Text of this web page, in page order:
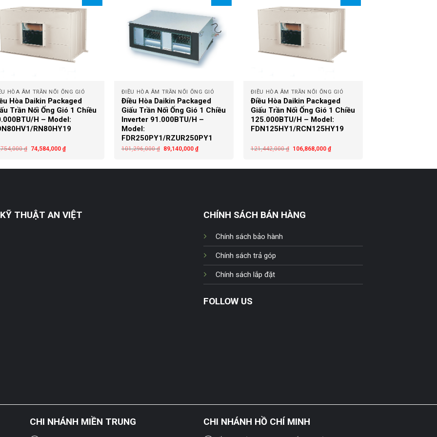
HÒA ÂM TRẦN NỐI ỐNG GIÓ
Hòa Daikin Packaged
Trần Nối Ống Gió 1 Chiều
H – Model:
RN80HY19
₫ 74,584,000₫
ĐIỀU HÒA ÂM TRẦN NỐI ỐNG GIÓ
Điều Hòa Daikin Packaged
Giấu Trần Nối Ống Gió 1 Chiều
Inverter 91.000BTU/H –
Model:
FDR250PY1/RZUR250PY1
101,296,000₫ 89,140,000₫
ĐIỀU HÒA ÂM TRẦN NỐI ỐNG GIÓ
Điều Hòa Daikin Packaged
Giấu Trần Nối Ống Gió 1 Chiều
125.000BTU/H – Model:
FDN125HY1/RCN125HY19
121,442,000₫ 106,868,000₫
THUẬT AN VIỆT CHÍNH SÁCH BÁN HÀNG
Chính sách bảo hành
Chính sách trả góp
Chính sách lắp đặt
FOLLOW US
CHI NHÁNH MIỀN TRUNG CHI NHÁNH HỒ CHÍ MINH